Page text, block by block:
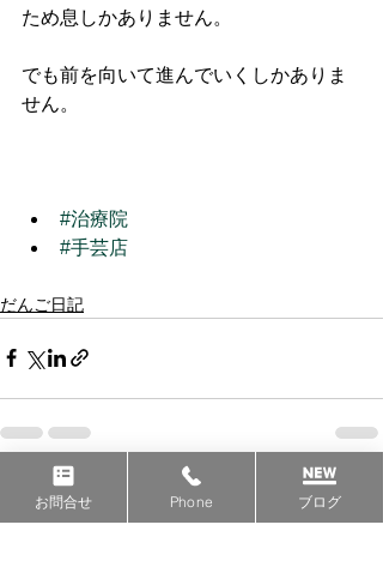
ため息しかありません。
でも前を向いて進んでいくしかありま
せん。
#治療院
#手芸店
だんご日記
最新記事 すべて表示
お問合せ Phone ブログ